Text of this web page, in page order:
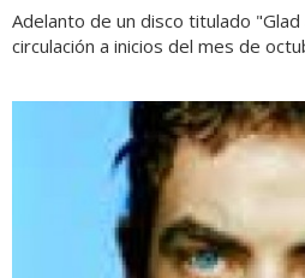
Adelanto de un disco titulado
circulación a inicios del mes de